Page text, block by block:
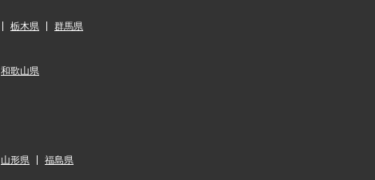
栃木県 群馬県
和歌山県
山形県 福島県